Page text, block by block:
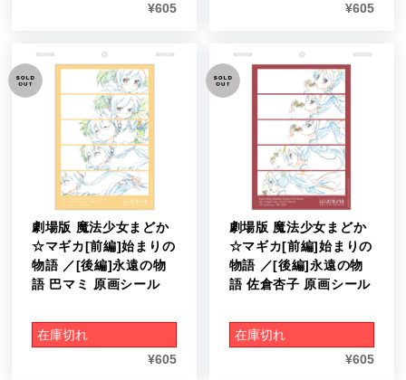
¥605 ¥605
劇場版 魔法少女まどか
☆マギカ[前編]始まりの
物語 ／[後編]永遠の物
語 巴マミ 原画シール
在庫切れ
¥605
劇場版 魔法少女まどか
☆マギカ[前編]始まりの
物語 ／[後編]永遠の物
語 佐倉杏子 原画シール
在庫切れ
¥605